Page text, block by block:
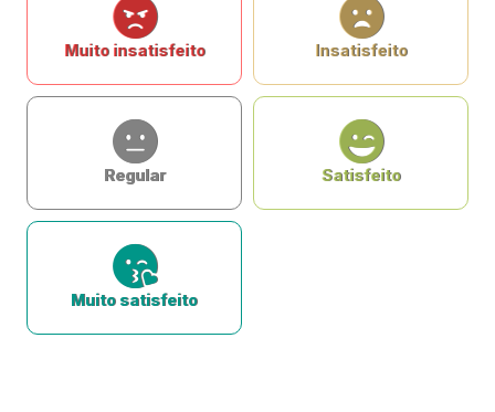
Muito insatisfeito Insatisfeito
Regular Satisfeito
Muito satisfeito